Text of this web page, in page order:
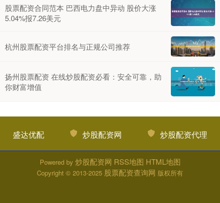
股票配资合同范本 巴西电力盘中异动 股价大涨
5.04%报7.26美元
杭州股票配资平台排名与正规公司推荐
扬州股票配资 在线炒股配资必看：安全可靠，助
你财富增值
盛达优配 炒股配资网 炒股配资代理
Powered by 炒股配资网 RSS地图 HTML地图
Copyright © 2013-2025 股票配资查询网 版权所有